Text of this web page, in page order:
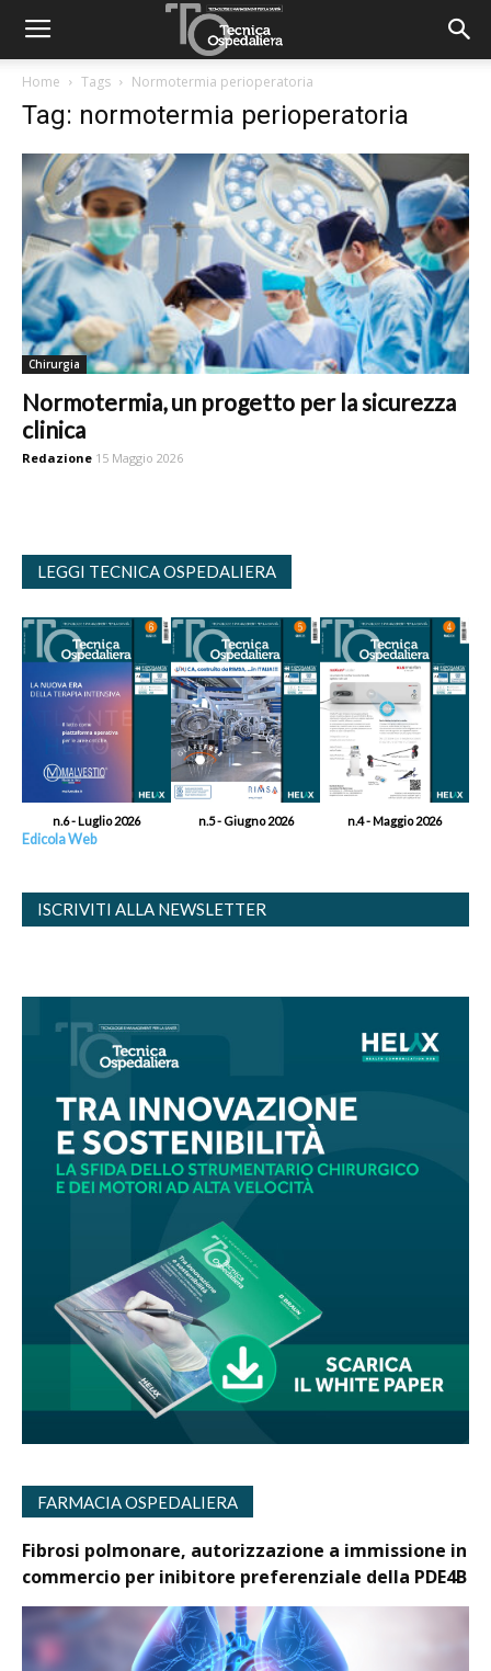
Home Tags Normotermia perioperatoria
Tag: normotermia perioperatoria
Chirurgia
Normotermia, un progetto per la sicurezza
clinica
Redazione 15 Maggio 2026
LEGGI TECNICA OSPEDALIERA
n.6 - Luglio 2026 n.5 - Giugno 2026 n.4 - Maggio 2026
Edicola Web
ISCRIVITI ALLA NEWSLETTER
FARMACIA OSPEDALIERA
Fibrosi polmonare, autorizzazione a immissione in
commercio per inibitore preferenziale della PDE4B